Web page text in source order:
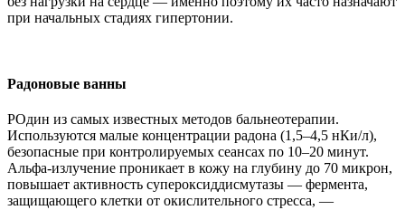
при начальных стадиях гипертонии.
Радоновые ванны
РОдин из самых известных методов бальнеотерапии.
Используются малые концентрации радона (1,5–4,5 нКи/л),
безопасные при контролируемых сеансах по 10–20 минут.
Альфа-излучение проникает в кожу на глубину до 70 микрон,
повышает активность супероксиддисмутазы — фермента,
защищающего клетки от окислительного стресса, —